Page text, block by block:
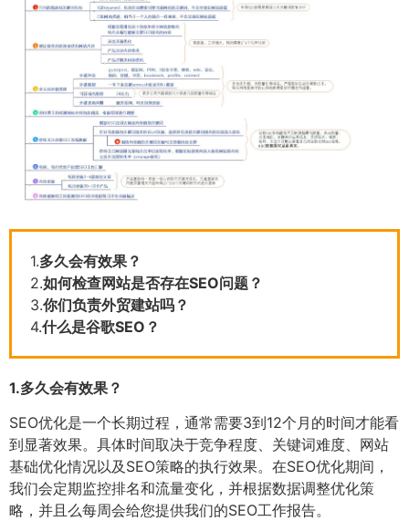
1.多久会有效果？
2.如何检查网站是否存在SEO问题？
3.你们负责外贸建站吗？
4.什么是谷歌SEO？
1.多久会有效果？
SEO优化是一个长期过程，通常需要3到12个月的时间才能看
到显著效果。具体时间取决于竞争程度、关键词难度、网站
基础优化情况以及SEO策略的执行效果。在SEO优化期间，
我们会定期监控排名和流量变化，并根据数据调整优化策
略，并且么每周会给您提供我们的SEO工作报告。